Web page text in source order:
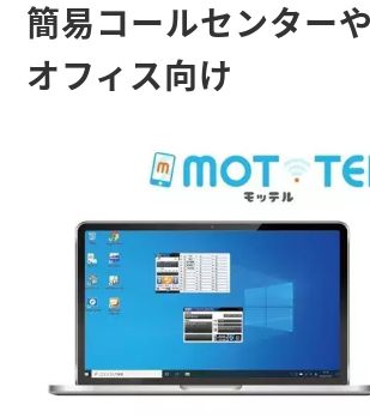
簡易コールセンター
オフィス向け